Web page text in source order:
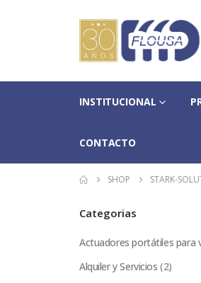
INSTITUCIONAL
CONTACTO
SHOP STARK-
Categorias
Actuadores portátiles para
Alquiler y Servicios (2)